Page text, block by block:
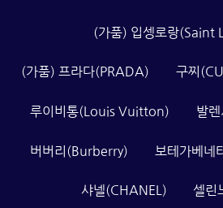
(가품) 입셍로랑(Saint
(가품) 프라다(PRADA) 구찌
루이비통(Louis Vuitton) 발
버버리(Burberry) 보테가베
샤넬(CHANEL) 셀린